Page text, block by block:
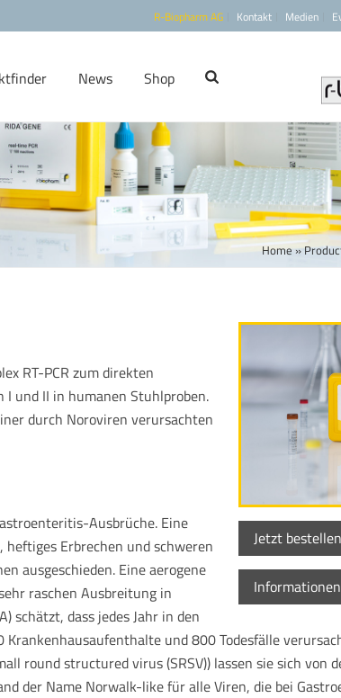
R-Biopharm AG Kontakt Medien
News Shop
Home»
Jetzt bestellen
RT-PCR zum direkten
und II in humanen Stuhlproben.
durch Noroviren verursachten
Ausbrüche. Eine
Erbrechen und schweren
ausgeschieden. Eine aerogene
raschen Ausbreitung in
schätzt, dass jedes Jahr in den
und 800 Todesfälle
round structured virus (SRSV)) lassen sie sich von
der Name Norwalk-like für alle Viren, die bei